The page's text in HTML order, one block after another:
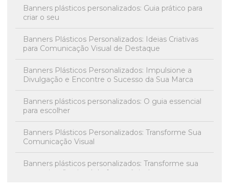
Banners plásticos personalizados: Guia prático para
criar o seu
Banners Plásticos Personalizados: Ideias Criativas
para Comunicação Visual de Destaque
Banners Plásticos Personalizados: Impulsione a
Divulgação e Encontre o Sucesso da Sua Marca
Banners plásticos personalizados: O guia essencial
para escolher
Banners Plásticos Personalizados: Transforme Sua
Comunicação Visual
Banners plásticos personalizados: Transforme sua
comunicação visual de forma única!